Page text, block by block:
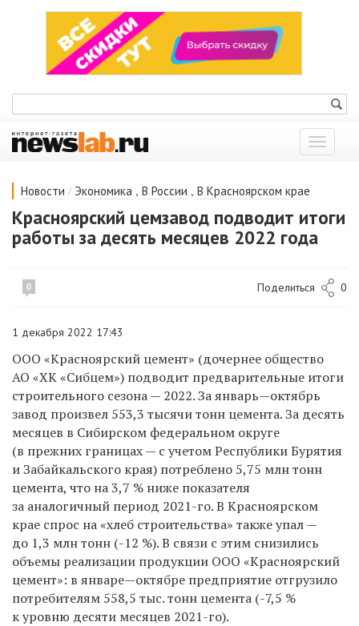
Показать
меню
Новости / Экономика , В России , В Красноярском крае
Красноярский цемзавод подводит итоги
работы за десять месяцев 2022 года
0 Поделиться 0
1 декабря 2022 17:43
ООО «Красноярский цемент» (дочернее общество
АО «ХК «Сибцем») подводит предварительные итоги
строительного сезона — 2022. За январь—октябрь
завод произвел 553,3 тысячи тонн цемента. За десять
месяцев в Сибирском федеральном округе
(в прежних границах — с учетом Республики Бурятия
и Забайкальского края) потреблено 5,75 млн тонн
цемента, что на 3,7 % ниже показателя
за аналогичный период 2021-го. В Красноярском
крае спрос на «хлеб строительства» также упал —
до 1,3 млн тонн (-12 %). В связи с этим снизились
объемы реализации продукции ООО «Красноярский
цемент»: в январе—октябре предприятие отгрузило
потребителям 558,5 тыс. тонн цемента (-7,5 %
к уровню десяти месяцев 2021-го).